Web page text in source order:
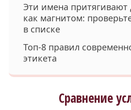
Эти имена притягивают
как магнитом:
в списке
Топ-8 правил
этикета
Сравнение